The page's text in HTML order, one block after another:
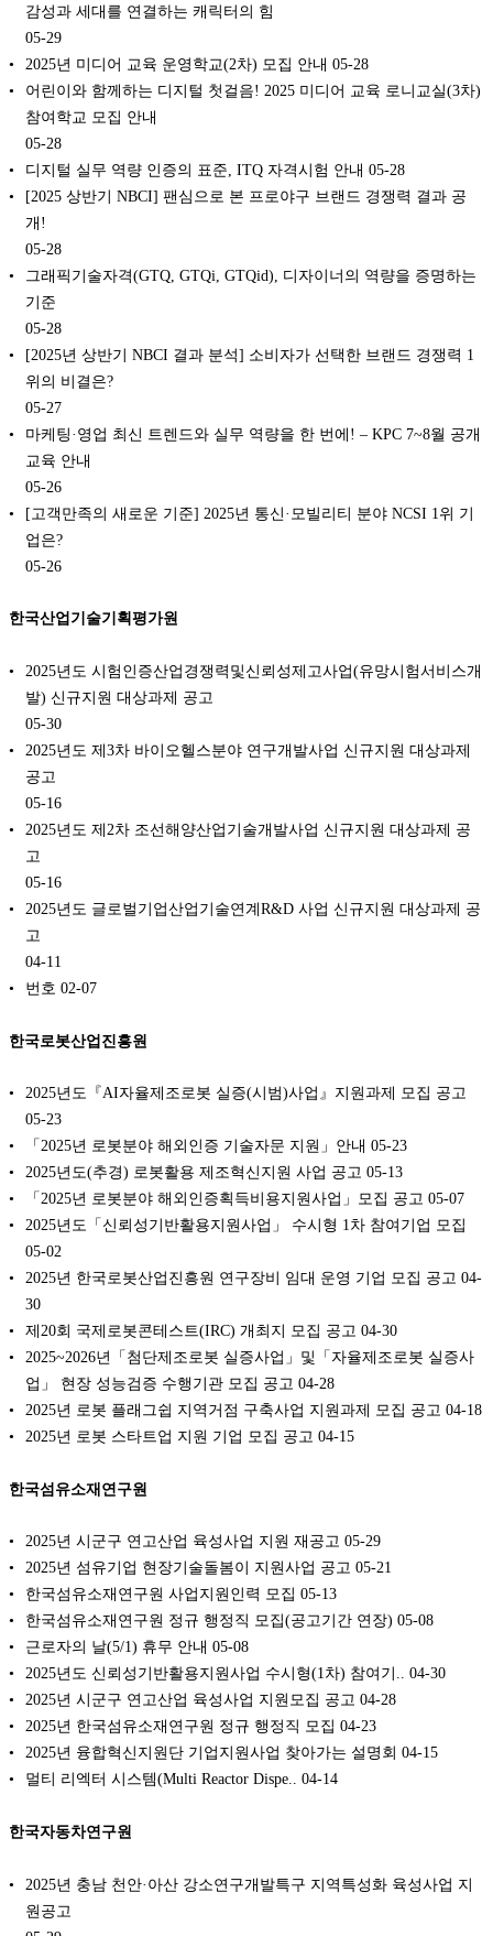
감성과 세대를 연결하는 캐릭터의 힘
05-29
2025년 미디어 교육 운영학교(2차) 모집 안내 05-28
어린이와 함께하는 디지털 첫걸음! 2025 미디어 교육 로니교실(3차)
참여학교 모집 안내
05-28
디지털 실무 역량 인증의 표준, ITQ 자격시험 안내 05-28
[2025 상반기 NBCI] 팬심으로 본 프로야구 브랜드 경쟁력 결과 공
개!
05-28
그래픽기술자격(GTQ, GTQi, GTQid), 디자이너의 역량을 증명하는
기준
05-28
[2025년 상반기 NBCI 결과 분석] 소비자가 선택한 브랜드 경쟁력 1
위의 비결은?
05-27
마케팅·영업 최신 트렌드와 실무 역량을 한 번에! – KPC 7~8월 공개
교육 안내
05-26
[고객만족의 새로운 기준] 2025년 통신·모빌리티 분야 NCSI 1위 기
업은?
05-26
한국산업기술기획평가원
2025년도 시험인증산업경쟁력및신뢰성제고사업(유망시험서비스개
발) 신규지원 대상과제 공고
05-30
2025년도 제3차 바이오헬스분야 연구개발사업 신규지원 대상과제
공고
05-16
2025년도 제2차 조선해양산업기술개발사업 신규지원 대상과제 공
고
05-16
2025년도 글로벌기업산업기술연계R&D 사업 신규지원 대상과제 공
고
04-11
번호 02-07
한국로봇산업진흥원
2025년도『AI자율제조로봇 실증(시범)사업』지원과제 모집 공고
05-23
「2025년 로봇분야 해외인증 기술자문 지원」안내 05-23
2025년도(추경) 로봇활용 제조혁신지원 사업 공고 05-13
「2025년 로봇분야 해외인증획득비용지원사업」모집 공고 05-07
2025년도「신뢰성기반활용지원사업」 수시형 1차 참여기업 모집
05-02
2025년 한국로봇산업진흥원 연구장비 임대 운영 기업 모집 공고 04-
30
제20회 국제로봇콘테스트(IRC) 개최지 모집 공고 04-30
2025~2026년「첨단제조로봇 실증사업」및「자율제조로봇 실증사
업」 현장 성능검증 수행기관 모집 공고 04-28
2025년 로봇 플래그쉽 지역거점 구축사업 지원과제 모집 공고 04-18
2025년 로봇 스타트업 지원 기업 모집 공고 04-15
한국섬유소재연구원
2025년 시군구 연고산업 육성사업 지원 재공고 05-29
2025년 섬유기업 현장기술돌봄이 지원사업 공고 05-21
한국섬유소재연구원 사업지원인력 모집 05-13
한국섬유소재연구원 정규 행정직 모집(공고기간 연장) 05-08
근로자의 날(5/1) 휴무 안내 05-08
2025년도 신뢰성기반활용지원사업 수시형(1차) 참여기.. 04-30
2025년 시군구 연고산업 육성사업 지원모집 공고 04-28
2025년 한국섬유소재연구원 정규 행정직 모집 04-23
2025년 융합혁신지원단 기업지원사업 찾아가는 설명회 04-15
멀티 리엑터 시스템(Multi Reactor Dispe.. 04-14
한국자동차연구원
2025년 충남 천안·아산 강소연구개발특구 지역특성화 육성사업 지
원공고